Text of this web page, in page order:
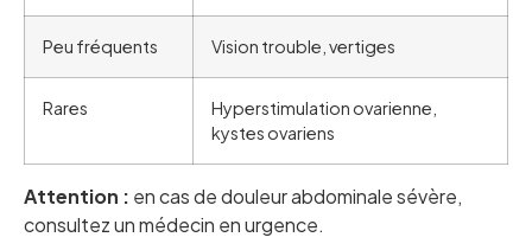
Peu fréquents Vision trouble, vertiges
Rares
Hyperstimulation ovarienne,
kystes ovariens
Attention : en cas de douleur abdominale sévère,
consultez un médecin en urgence.